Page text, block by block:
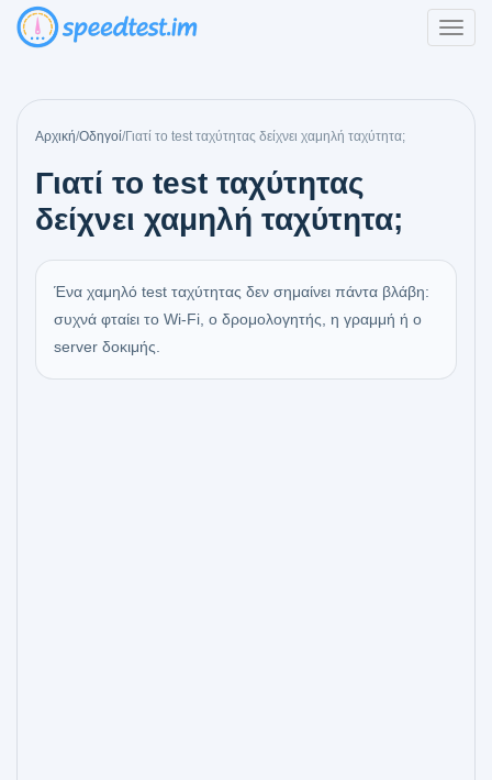
Αρχική/Οδηγοί/Γιατί το test ταχύτητας δείχνει χαμηλή ταχύτητα;
Γιατί το test ταχύτητας
δείχνει χαμηλή ταχύτητα;
Ένα χαμηλό test ταχύτητας δεν σημαίνει πάντα βλάβη:
συχνά φταίει το Wi‑Fi, ο δρομολογητής, η γραμμή ή ο
server δοκιμής.